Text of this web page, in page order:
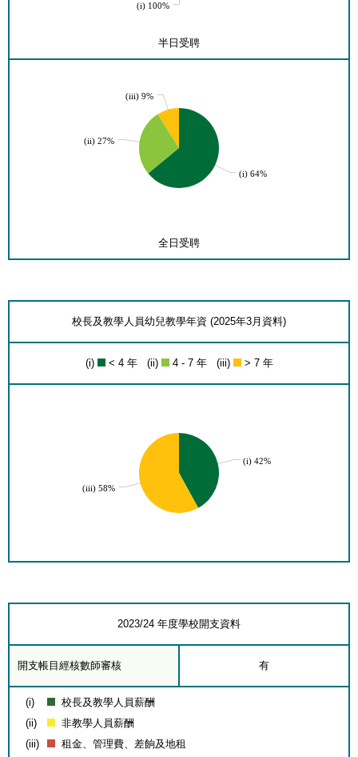
(i) 100%
半日受聘
(iii) 9%
(ii) 27%
(i) 64%
全日受聘
校長及教學人員幼兒教學年資 (2025年3月資料)
(i) < 4 年 (ii) 4 - 7 年 (iii) > 7 年
(i) 42%
(iii) 58%
2023/24 年度學校開支資料
開支帳目經核數師審核 有
(i)
校長及教學人員薪酬
(ii)
非教學人員薪酬
(iii)
租金、管理費、差餉及地租